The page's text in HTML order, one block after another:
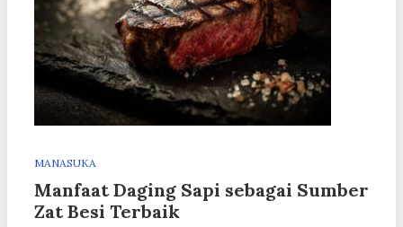
MANASUKA
Manfaat Daging Sapi sebagai Sumber
Zat Besi Terbaik